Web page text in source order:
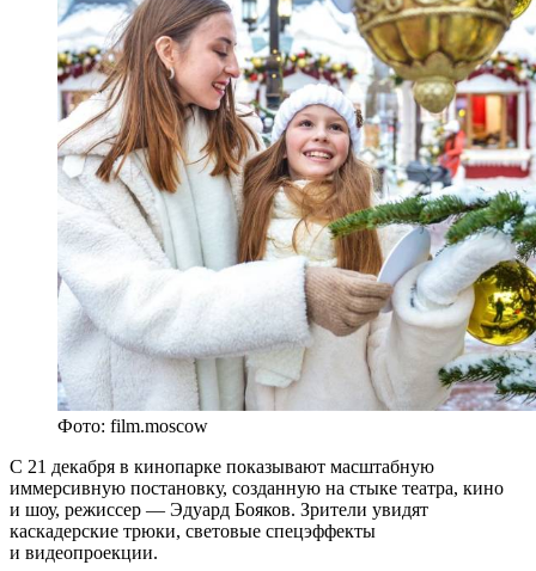
Фото: film.moscow
С 21 декабря в кинопарке показывают масштабную
иммерсивную постановку, созданную на стыке театра, кино
и шоу, режиссер — Эдуард Бояков. Зрители увидят
каскадерские трюки, световые спецэффекты
и видеопроекции.